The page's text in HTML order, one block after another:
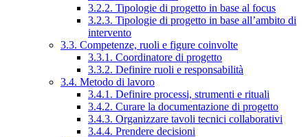
3.2.2. Tipologie di progetto in base al focus
3.2.3. Tipologie di progetto in base all’ambito di
intervento
3.3. Competenze, ruoli e figure coinvolte
3.3.1. Coordinatore di progetto
3.3.2. Definire ruoli e responsabilità
3.4. Metodo di lavoro
3.4.1. Definire processi, strumenti e rituali
3.4.2. Curare la documentazione di progetto
3.4.3. Organizzare tavoli tecnici collaborativi
3.4.4. Prendere decisioni